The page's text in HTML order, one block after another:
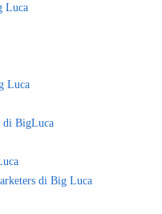
Luca
Luca
di BigLuca
di Big Luca